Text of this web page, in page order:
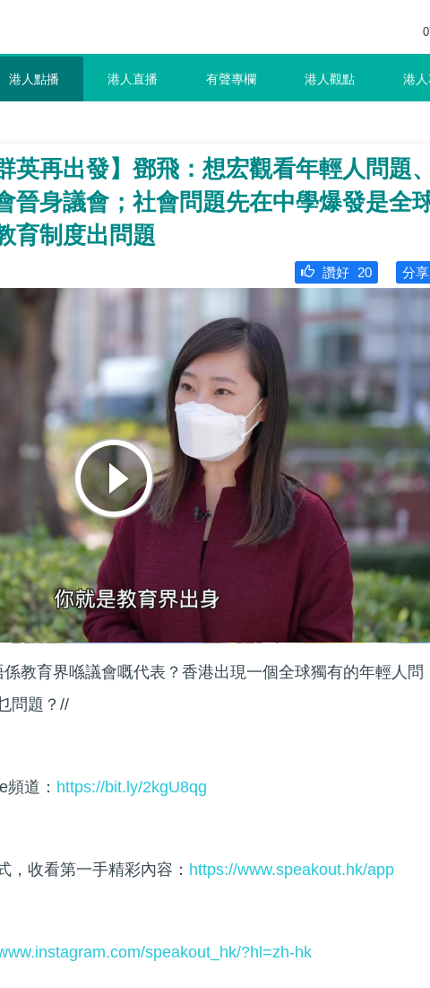
港人點播 港人直播 有聲專欄 港人觀點 港
英再出發】鄧飛：想宏觀看年輕人問題
晉身議會；社會問題先在中學爆發是全
育制度出問題
分享
讚好 20
教育界喺議會嘅代表？香港出現一個全球獨有的年輕人問
問題？//
道： https://bit.ly/2kgU8qg
，收看第一手精彩內容： https://www.speakout.hk/app
speakout_hk/?hl=zh-hk